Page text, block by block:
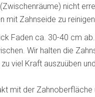
nicht
mit Zahnseide zu
Faden ca. 30-40 cm
Wir halten die
viel Kraft auszuüben
mit der